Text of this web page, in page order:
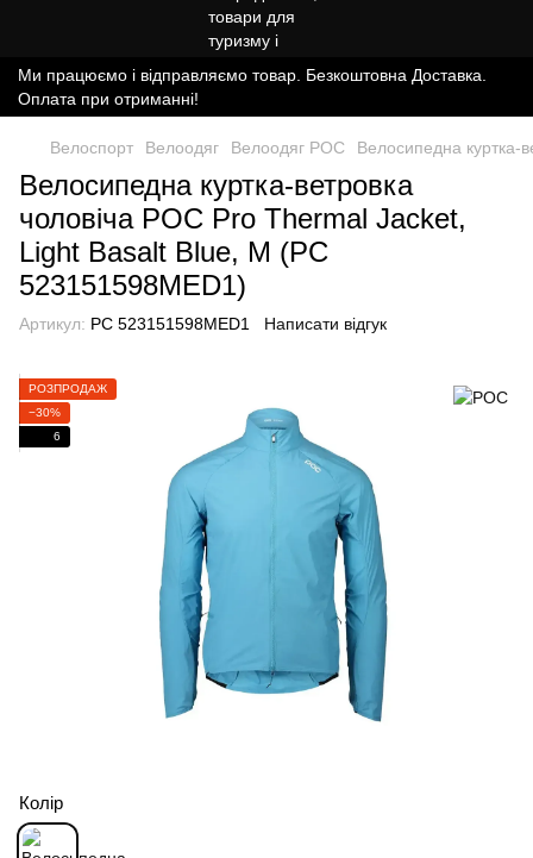
Ми працюємо і відправляємо товар. Безкоштовна Доставка.
Оплата при отриманні!
Велоспорт Велоодяг Велоодяг POC Велосипедна куртка-
Велосипедна куртка-ветровка
чоловіча POC Pro Thermal Jacket,
Light Basalt Blue, M (PC
523151598MED1)
Артикул: PC 523151598MED1 Написати відгук
РОЗПРОДАЖ
−30%
6
Колір